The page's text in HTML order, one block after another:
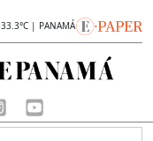
| PANAMÁ